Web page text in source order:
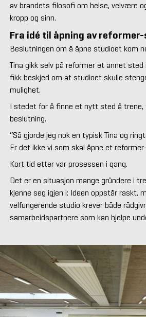
av brandets filosofi om helse, velvære
kropp og sinn.
Fra idé til åpning av
Beslutningen om å åpne studioet kom
Tina gikk selv på reformer et annet sted
fikk beskjed om at studioet skulle
mulighet.
I stedet for å finne et nytt sted å trene,
beslutning.
“Så gjorde jeg nok en typisk Tina og
Er det ikke vi som skal åpne et
Kort tid etter var prosessen i gang.
Det er en situasjon mange gründere i
kjenne seg igjen i: Ideen oppstår raskt,
velfungerende studio krever både
samarbeidspartnere som kan hjelpe